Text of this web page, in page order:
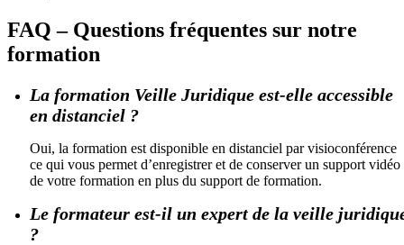
FAQ – Questions fréquentes sur notre
formation
La formation Veille Juridique est-elle accessible
en distanciel ?
Oui, la formation est disponible en distanciel par visioconférence
ce qui vous permet d’enregistrer et de conserver un support vidéo
de votre formation en plus du support de formation.
Le formateur est-il un expert de la veille
?